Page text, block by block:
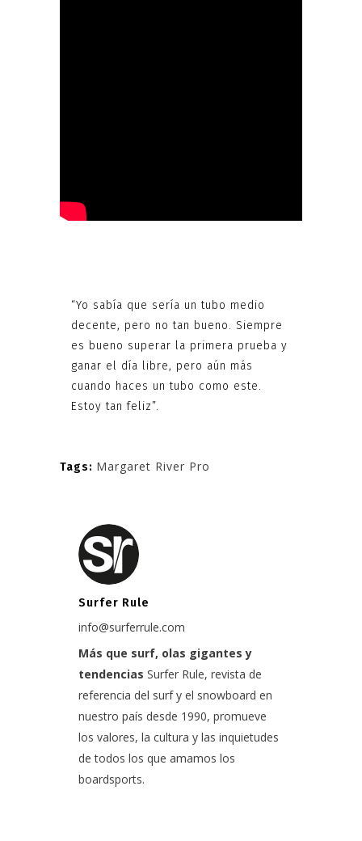
“Yo sabía que sería un tubo medio
decente, pero no tan bueno. Siempre
es bueno superar la primera prueba y
ganar el día libre, pero aún más
cuando haces un tubo como este.
Estoy tan feliz”.
Tags: Margaret River Pro
Surfer Rule
info@surferrule.com
Más que surf, olas gigantes y
tendencias Surfer Rule, revista de
referencia del surf y el snowboard en
nuestro país desde 1990, promueve
los valores, la cultura y las inquietudes
de todos los que amamos los
boardsports.